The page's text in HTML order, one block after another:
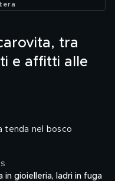
tra
e affitti alle
tenda nel bosco
in gioielleria, ladri in fuga